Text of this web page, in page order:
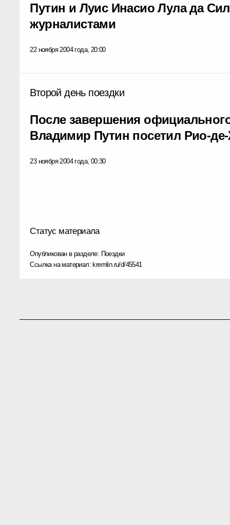
Путин и Луис Инасио Лула да
журналистами
22 ноября 2004 года, 20:00
Второй день поездки
После завершения
Владимир Путин посетил
23 ноября 2004 года, 00:30
Статус материала
Опубликован в разделе: Поездки
Ссылка на материал: kremlin.ru/d/45541